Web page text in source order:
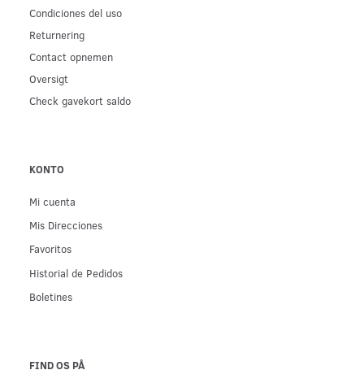
Condiciones del uso
Returnering
Contact opnemen
Oversigt
Check gavekort saldo
KONTO
Mi cuenta
Mis Direcciones
Favoritos
Historial de Pedidos
Boletines
FIND OS PÅ